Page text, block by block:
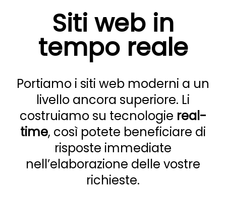
Siti web in
tempo reale
Portiamo i siti web moderni a un
livello ancora superiore. Li
costruiamo su tecnologie real-
time, così potete beneficiare di
risposte immediate
nell’elaborazione delle vostre
richieste.